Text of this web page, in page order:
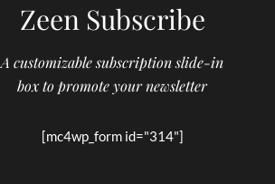
Zeen Subscribe
A customizable subscription slide-in
box to promote your newsletter
[mc4wp_form id="314"]